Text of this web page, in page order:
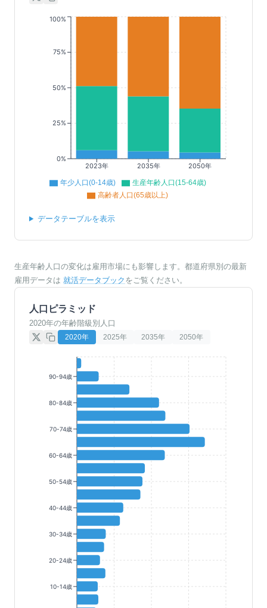
2023年 2035年 2050年
0%
25%
50%
75%
100%
年少人口(0-14歳)
生産年齢人口(15-64歳)
高齢者人口(65歳以上)
データテーブルを表示
生産年齢人口の変化は雇用市場にも影響します。都道府県別の最新
雇用データは 就活データブック をご覧ください。
人口ピラミッド
2020年の年齢階級別人口
2020年 2025年 2035年 2050年
90-94歳
80-84歳
70-74歳
60-64歳
50-54歳
40-44歳
30-34歳
20-24歳
10-14歳